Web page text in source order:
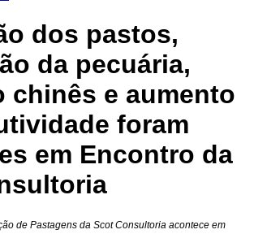
dos pastos,
da pecuária,
chinês e aumento
foram
em Encontro da
de Pastagens da Scot Consultoria acontece em